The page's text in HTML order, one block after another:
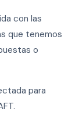
con las
que tenemos
o
para